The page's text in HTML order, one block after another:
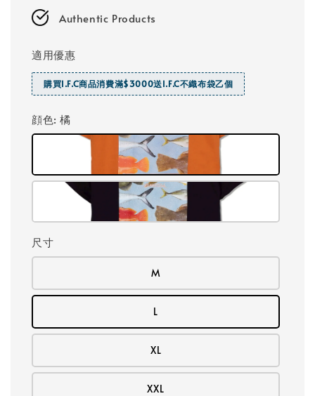
Authentic Products
適用優惠
購買I.F.C商品消費滿$3000送I.F.C不織布袋乙個
顔色: 橘
尺寸
M
L
XL
XXL